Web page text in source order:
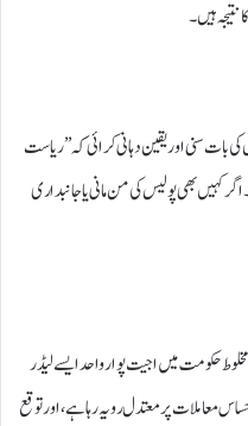
ہیں۔
بات سنی اور یقین دہانی کرائی کہ ’’ریاست
کہیں بھی پولیس کی من مانی یا جانبداری
حکومت میں اجیت پوار واحد ایسے لیڈر
معاملات پر معتدل رویہ رہا ہے، اور توقع